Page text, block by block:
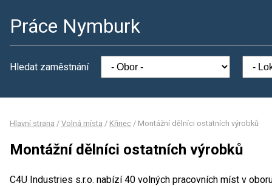
Práce Nymburk
Hledat zaměstnání
Hlavní strana / Volná místa / Křinec / Montážní dělníci ostatních výrobků
Montážní dělníci ostatních výrobků
C4U Industries s.r.o. nabízí 40 volných pracovních míst v